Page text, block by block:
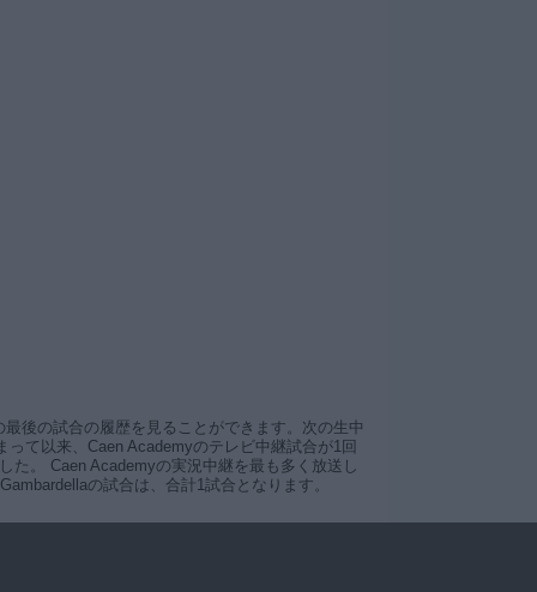
後の試合の履歴を見ることができます。次の生中
て以来、Caen Academyのテレビ中継試合が1回
た。 Caen Academyの実況中継を最も多く放送し
の試合は、合計1試合となります。